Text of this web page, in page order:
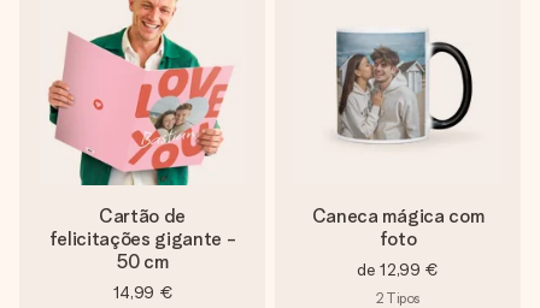
Cartão de
felicitações gigante -
50 cm
14,99 €
Caneca mágica com
foto
de 12,99 €
2 Tipos